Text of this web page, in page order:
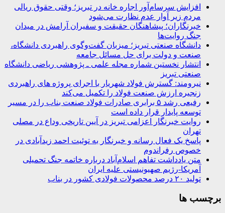
افزایش سرسام‌آور اجاره خانه در تبریز؛ وقتی حقوق ریالی
مردم زیر آوار عدم نظارت می‌شود
خبرنگاران؛ پیشاهنگان حقیقت و سفیران آرامش در میدان
جنگ روایت‌ها
دانشگاه صنعتی تبریز؛ میزبان گفت‌وگوی راهبردی دانشگاه،
صنعت و دولت برای حل مسائل جامعه
انتشار نخستین شماره مجله علمی ـ پژوهشی ریاضی دانشگاه
صنعتی تبریز
نیرومند: گسترش فولاد شهریار با اجرای پروژه های راهبردی
زنجیره ارزش صنعت فولاد را تکمیل می‌کند
رفیعی رشد ۵ برابری صادرات فولاد صنعت بناب را در مسیر
توسعه پایدار قرار داده است
روایت خبرنگار اعزامی تبریز در آیین تاریخی وداع در مصلی
تهران
پاسخ یک فعال رسانه و خبرنگار به توئیت احمد زیدآبادی در
خصوص رفراندوم
متن یادداشت تفاهم اسلام‌آباد درباره خاتمه جنگ تحمیلی
آمریکا-رژیم صهیونیستی علیه ایران
تولید ۲۰ درصد محصولات فولادی کشور در بناب
برچسب ها